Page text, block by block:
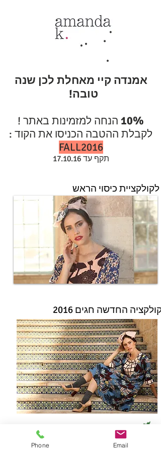
לקולקציית כיסוי הראש
לקולקציה החדשה חגים 2016
אמנדה קיי מאחלת לכן שנה
טובה!
10% הנחה למזמינות באתר !
לקבלת ההטבה הכניסו את הקוד :
FALL2016
תקף עד 17.10.16
Phone Email